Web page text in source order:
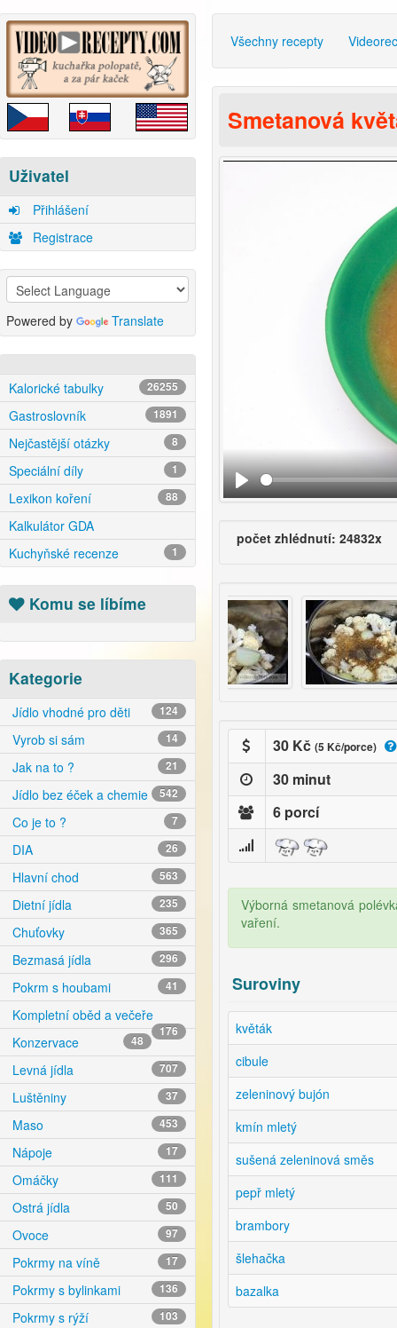
Uživatel
Přihlášení
Registrace
Powered by Translate
Kalorické tabulky 26255
Gastroslovník 1891
Nejčastější otázky 8
Speciální díly 1
Lexikon koření 88
Kalkulátor GDA
Kuchyňské recenze
1
Komu se líbíme
Kategorie
Jídlo vhodné pro děti 124
Vyrob si sám 14
Jak na to ? 21
Jídlo bez éček a chemie 542
Co je to ? 7
DIA 26
Hlavní chod 563
Dietní jídla 235
Chuťovky 365
Bezmasá jídla 296
Pokrm s houbami 41
Kompletní oběd a večeře
176
Konzervace 48
Levná jídla 707
Luštěniny 37
Maso 453
Nápoje 17
Omáčky 111
Ostrá jídla 50
Ovoce 97
Pokrmy na víně 17
Pokrmy s bylinkami 136
Pokrmy s rýží 103
Všechny recepty
Smetanová
počet zhlédnutí: 24832x
30 Kč (5 Kč/porce)
30 minut
6 porcí
Výborná smetanová
vaření.
Suroviny
květák
cibule
zeleninový bujón
kmín mletý
sušená zeleninová směs
pepř mletý
brambory
šlehačka
bazalka